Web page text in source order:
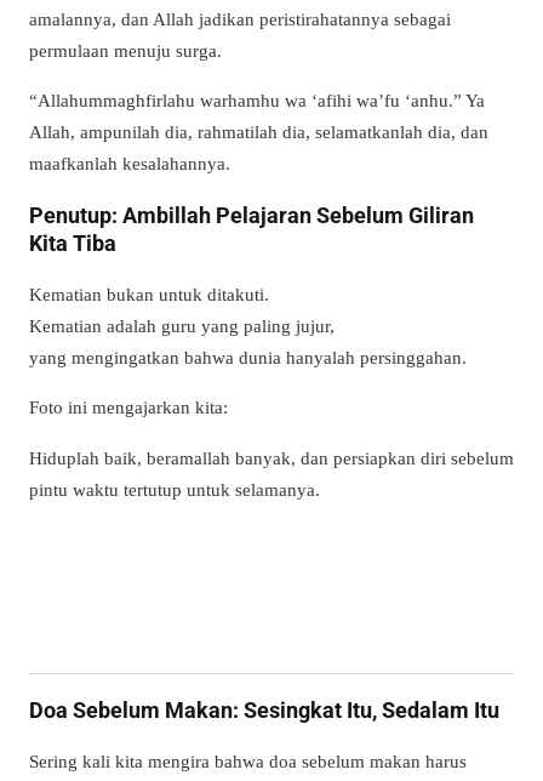
amalannya, dan Allah jadikan peristirahatannya sebagai
permulaan menuju surga.
“Allahummaghfirlahu warhamhu wa ‘afihi wa’fu ‘anhu.” Ya
Allah, ampunilah dia, rahmatilah dia, selamatkanlah dia, dan
maafkanlah kesalahannya.
Penutup: Ambillah Pelajaran Sebelum Giliran
Kita Tiba
Kematian bukan untuk ditakuti.
Kematian adalah guru yang paling jujur,
yang mengingatkan bahwa dunia hanyalah persinggahan.
Foto ini mengajarkan kita:
Hiduplah baik, beramallah banyak, dan persiapkan diri sebelum
pintu waktu tertutup untuk selamanya.
Doa Sebelum Makan: Sesingkat Itu, Sedalam Itu
Sering kali kita mengira bahwa doa sebelum makan harus